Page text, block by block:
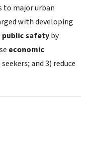
to major urban
with developing
public safetyby
economic
and 3) reduce